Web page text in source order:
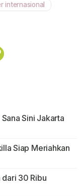
internasional
Sini Jakarta
Siap Meriahkan
30 Ribu